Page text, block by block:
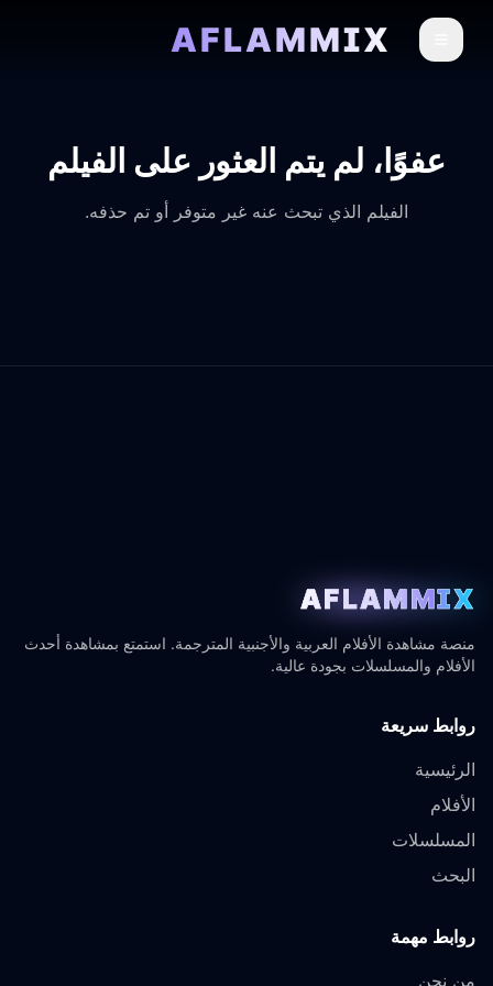
AFLAMMIX
عفوًا، لم يتم العثور على الفيلم
الفيلم الذي تبحث عنه غير متوفر أو تم حذفه.
AFLAMMIX
منصة مشاهدة الأفلام العربية والأجنبية المترجمة. استمتع بمشاهدة أحدث
الأفلام والمسلسلات بجودة عالية.
روابط سريعة
الرئيسية
الأفلام
المسلسلات
البحث
روابط مهمة
من نحن